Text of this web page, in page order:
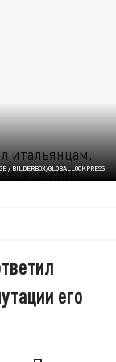
/ BILDERBOX/GLOBALLOOKPRESS
его